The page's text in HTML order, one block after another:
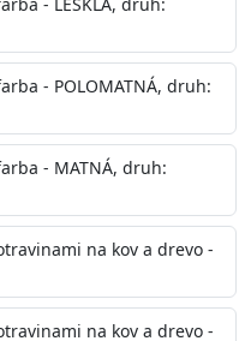
suché, zbavené prachu,
priľnavosťou. Otvory
Visto alebo Acrylic light
povrchy natreté
nátery
Vitex Primer 100% a
- POLOMATNÁ, druh:
- MATNÁ, druh:
na kov a drevo -
na kov a drevo -